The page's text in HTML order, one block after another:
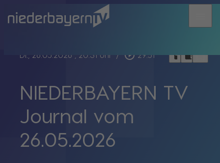
Di., 26.05.2026 , 20:31 Uhr / play_circle_outline 29:51 headphoneschrome_reader_modebookmark_border
NIEDERBAYERN TV
Journal vom
26.05.2026